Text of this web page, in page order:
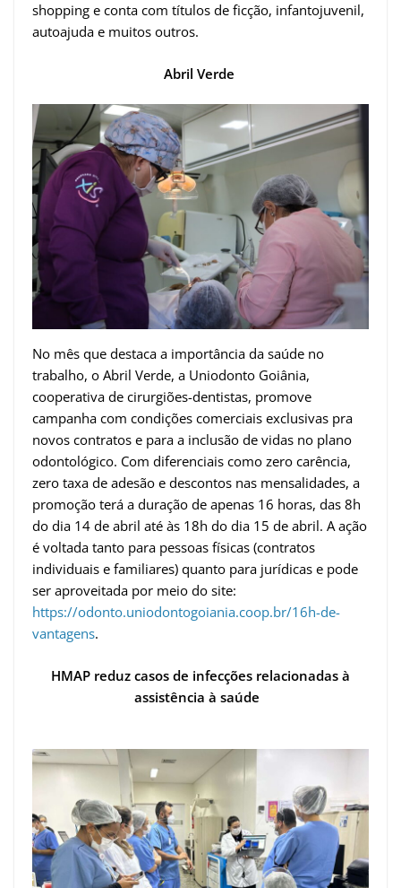
shopping e conta com títulos de ficção, infantojuvenil,
autoajuda e muitos outros.
Abril Verde
No mês que destaca a importância da saúde no
trabalho, o Abril Verde, a Uniodonto Goiânia,
cooperativa de cirurgiões-dentistas, promove
campanha com condições comerciais exclusivas pra
novos contratos e para a inclusão de vidas no plano
odontológico. Com diferenciais como zero carência,
zero taxa de adesão e descontos nas mensalidades, a
promoção terá a duração de apenas 16 horas, das 8h
do dia 14 de abril até às 18h do dia 15 de abril. A ação
é voltada tanto para pessoas físicas (contratos
individuais e familiares) quanto para jurídicas e pode
ser aproveitada por meio do site:
https://odonto.uniodontogoiania.coop.br/16h-de-
vantagens.
HMAP reduz casos de infecções relacionadas à
assistência à saúde